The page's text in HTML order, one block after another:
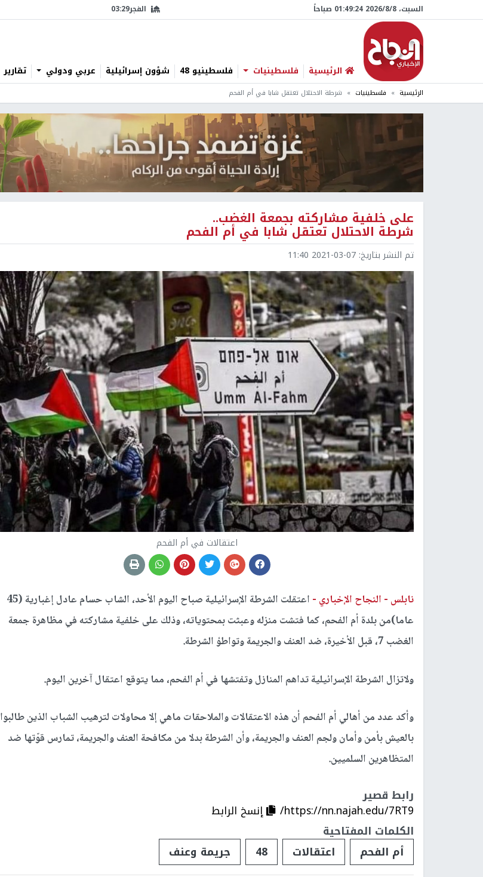
السبت، 8/‏8/‏2026 01:49:25 صباحاً الفجر03:29
الرئيسية فلسطينيات فلسطينيو 48 شؤون إسرائيلية عربي ودولي تقارير
الرئيسية فلسطينيات شرطة الاحتلال تعتقل شابا في أم الفحم
على خلفية مشاركته بجمعة الغضب..
شرطة الاحتلال تعتقل شابا في أم الفحم
تم النشر بتاريخ: 2021-03-07 11:40
اعتقالات في أم الفحم
نابلس - النجاح الإخباري -
اعتقلت الشرطة الإسرائيلية صباح اليوم الأحد، الشاب حسام عادل إغبارية (45
عاما)من بلدة أم الفحم، كما فتشت منزله وعبثت بمحتوياته، وذلك على خلفية مشاركته في مظاهرة جمعة
الغضب 7، قبل الأخيرة، ضد العنف والجريمة وتواطؤ الشرطة.
ولاتزال الشرطة الإسرائيلية تداهم المنازل وتفتشها في أم الفحم، مما يتوقع اعتقال آخرين اليوم.
وأكد عدد من أهالي أم الفحم أن هذه الاعتقالات والملاحقات ماهي إلا محاولات لترهيب الشباب الذين طالبوا
بالعيش بأمن وأمان ولجم العنف والجريمة، وأن الشرطة بدلا من مكافحة العنف والجريمة، تمارس قوّتها ضد
المتظاهرين السلميين.
رابط قصير
https://nn.najah.edu/7RT9/
إنسخ الرابط
الكلمات المفتاحية
أم الفحم
اعتقالات 48 جريمة وعنف